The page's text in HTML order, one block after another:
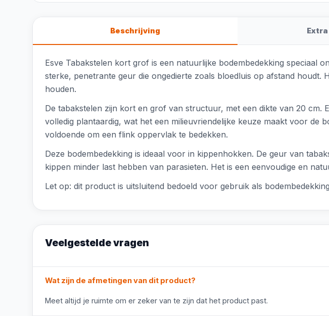
Beschrijving
Esve Tabakstelen kort grof is een natuurlijke bodembedekking speciaal
sterke, penetrante geur die ongedierte zoals bloedluis op afstand
houden.
De tabakstelen zijn kort en grof van structuur, met een dikte van 20 cm.
volledig plantaardig, wat het een milieuvriendelijke keuze maakt voor de
voldoende om een flink oppervlak te bedekken.
Deze bodembedekking is ideaal voor in kippenhokken. De geur van
kippen minder last hebben van parasieten. Het is een eenvoudige en
Let op: dit product is uitsluitend bedoeld voor gebruik als
Veelgestelde vragen
Wat zijn de afmetingen van dit product?
Meet altijd je ruimte om er zeker van te zijn dat het product past.